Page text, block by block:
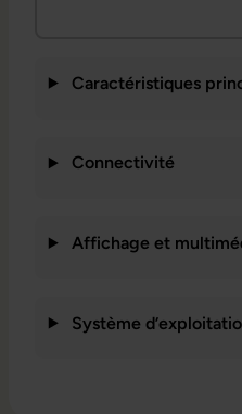
Caractéristiques
Connectivité
Affichage et
Système